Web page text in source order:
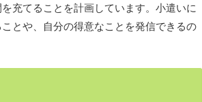
充てることを計画しています。小遣いに
とや、自分の得意なことを発信できるの